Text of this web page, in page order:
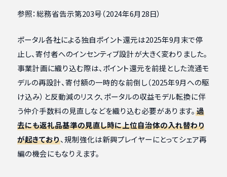
参照：総務省告示第203号（2024年6月28日）
ポータル各社による独自ポイント還元は2025年9月末で停
止し、寄付者へのインセンティブ設計が大きく変わりました。
事業計画に織り込む際は、ポイント還元を前提とした流通モ
デルの再設計、寄付額の一時的な前倒し（2025年9月への駆
け込み）と反動減のリスク、ポータルの収益モデル転換に伴
う仲介手数料の見直しなどを織り込む必要があります。 過
去にも返礼品基準の見直し時に上位自治体の入れ替わり
が起きており、規制強化は新興プレイヤーにとってシェア再
編の機会にもなりえます。